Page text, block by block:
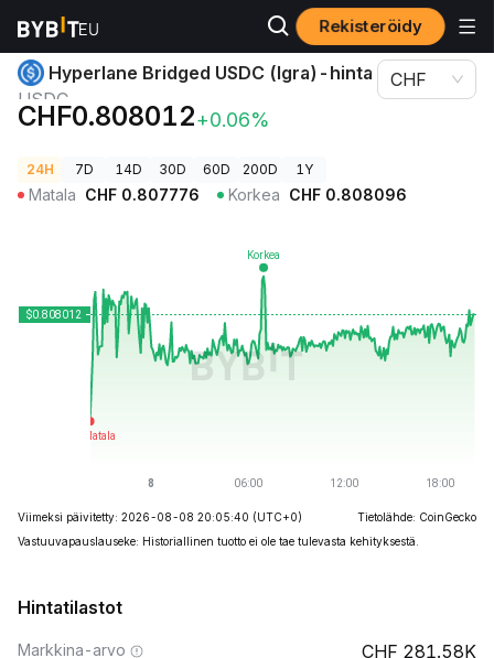
Rekisteröidy
Kryptohinnat Hyperlane Bridged USDC (Igra)-hinta USDC
Hyperlane Bridged USDC (Igra)-hinta
USDC
CHF0.808012+0.06%
CHF
24H 7D 14D 30D 60D 200D 1Y
Matala CHF 0.807776 Korkea CHF 0.808096
Viimeksi päivitetty: 2026-08-08 20:05:40 (UTC+0)
Tietolähde: CoinGecko
Vastuuvapauslauseke: Historiallinen tuotto ei ole tae tulevasta kehityksestä.
Hintatilastot
Markkina-arvo 281.58K